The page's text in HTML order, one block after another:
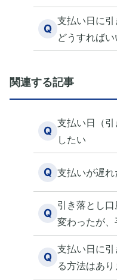
Q
支払い日に
どうすればい
関連する記事
Q
支払い日（
したい
Q 支払いが遅
Q
引き落とし
変わったが
Q
支払い日に
る方法はあり